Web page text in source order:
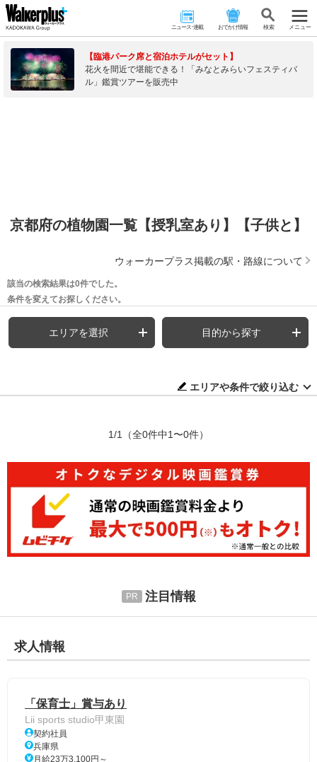
ニュース･連載 おでかけ情報 検 索 メニュー
【臨港パーク席と宿泊ホテルがセット】
花火を間近で堪能できる！「みなとみらいフェスティバ
ル」鑑賞ツアーを販売中
京都府の植物園一覧【授乳室あり】【子供と】
ウォーカープラス掲載の駅・路線について
該当の検索結果は0件でした。
条件を変えてお探しください。
エリアを選択 目的から探す
エリアや条件で絞り込む
1/1 （全0件中1〜0件）
注目情報
求人情報
「保育士」賞与あり
Lii sports studio甲東園
契約社員
兵庫県
月給23万3,100円～